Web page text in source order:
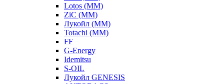
Lotos (ММ)
ZiC (ММ)
Лукойл (ММ)
Totachi (MM)
FF
G-Energy
Idemitsu
S-OIL
Лукойл GENESIS